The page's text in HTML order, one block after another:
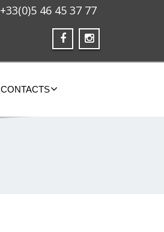
+33(0)5 46 45 37 77
CONTACTS